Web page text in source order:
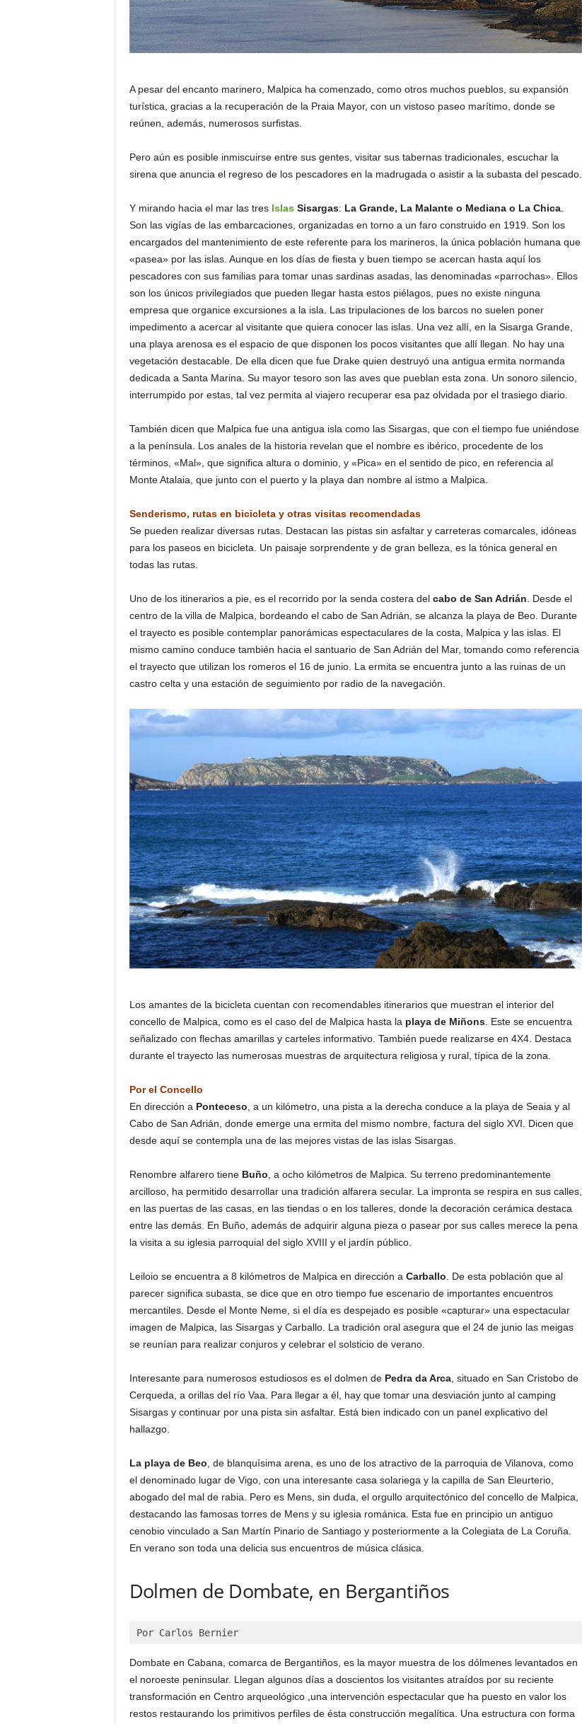
A pesar del encanto marinero, Malpica ha comenzado, como otros muchos pueblos, su expansión
turística, gracias a la recuperación de la Praia Mayor, con un vistoso paseo marítimo, donde se
reúnen, además, numerosos surfistas.
Pero aún es posible inmiscuirse entre sus gentes, visitar sus tabernas tradicionales, escuchar la
sirena que anuncia el regreso de los pescadores en la madrugada o asistir a la subasta del pescado.
Y mirando hacia el mar las tres Islas Sisargas: La Grande, La Malante o Mediana o La Chica.
Son las vigías de las embarcaciones, organizadas en torno a un faro construido en 1919. Son los
encargados del mantenimiento de este referente para los marineros, la única población humana que
«pasea» por las islas. Aunque en los días de fiesta y buen tiempo se acercan hasta aquí los
pescadores con sus familias para tomar unas sardinas asadas, las denominadas «parrochas». Ellos
son los únicos privilegiados que pueden llegar hasta estos piélagos, pues no existe ninguna
empresa que organice excursiones a la isla. Las tripulaciones de los barcos no suelen poner
impedimento a acercar al visitante que quiera conocer las islas. Una vez allí, en la Sisarga Grande,
una playa arenosa es el espacio de que disponen los pocos visitantes que allí llegan. No hay una
vegetación destacable. De ella dicen que fue Drake quien destruyó una antigua ermita normanda
dedicada a Santa Marina. Su mayor tesoro son las aves que pueblan esta zona. Un sonoro silencio,
interrumpido por estas, tal vez permita al viajero recuperar esa paz olvidada por el trasiego diario.
También dicen que Malpica fue una antigua isla como las Sisargas, que con el tiempo fue uniéndose
a la península. Los anales de la historia revelan que el nombre es ibérico, procedente de los
términos, «Mal», que significa altura o dominio, y «Pica» en el sentido de pico, en referencia al
Monte Atalaia, que junto con el puerto y la playa dan nombre al istmo a Malpica.
Senderismo, rutas en bicicleta y otras visitas recomendadas
Se pueden realizar diversas rutas. Destacan las pistas sin asfaltar y carreteras comarcales, idóneas
para los paseos en bicicleta. Un paisaje sorprendente y de gran belleza, es la tónica general en
todas las rutas.
Uno de los itinerarios a pie, es el recorrido por la senda costera del cabo de San Adrián. Desde el
centro de la villa de Malpica, bordeando el cabo de San Adrián, se alcanza la playa de Beo. Durante
el trayecto es posible contemplar panorámicas espectaculares de la costa, Malpica y las islas. El
mismo camino conduce también hacia el santuario de San Adrián del Mar, tomando como referencia
el trayecto que utilizan los romeros el 16 de junio. La ermita se encuentra junto a las ruinas de un
castro celta y una estación de seguimiento por radio de la navegación.
Los amantes de la bicicleta cuentan con recomendables itinerarios que muestran el interior del
concello de Malpica, como es el caso del de Malpica hasta la playa de Miñons. Este se encuentra
señalizado con flechas amarillas y carteles informativo. También puede realizarse en 4X4. Destaca
durante el trayecto las numerosas muestras de arquitectura religiosa y rural, típica de la zona.
Por el Concello
En dirección a Ponteceso , a un kilómetro, una pista a la derecha conduce a la playa de Seaia y al
Cabo de San Adrián, donde emerge una ermita del mismo nombre, factura del siglo XVI. Dicen que
desde aquí se contempla una de las mejores vistas de las islas Sisargas.
Renombre alfarero tiene Buño , a ocho kilómetros de Malpica. Su terreno predominantemente
arcilloso, ha permitido desarrollar una tradición alfarera secular. La impronta se respira en sus calles,
en las puertas de las casas, en las tiendas o en los talleres, donde la decoración cerámica destaca
entre las demás. En Buño, además de adquirir alguna pieza o pasear por sus calles merece la pena
la visita a su iglesia parroquial del siglo XVIII y el jardín público.
Leiloio se encuentra a 8 kilómetros de Malpica en dirección a Carballo . De esta población que al
parecer significa subasta, se dice que en otro tiempo fue escenario de importantes encuentros
mercantiles. Desde el Monte Neme, si el día es despejado es posible «capturar» una espectacular
imagen de Malpica, las Sisargas y Carballo. La tradición oral asegura que el 24 de junio las meigas
se reunían para realizar conjuros y celebrar el solsticio de verano.
Interesante para numerosos estudiosos es el dolmen de Pedra da Arca, situado en San Cristobo de
Cerqueda, a orillas del río Vaa. Para llegar a él, hay que tomar una desviación junto al camping
Sisargas y continuar por una pista sin asfaltar. Está bien indicado con un panel explicativo del
hallazgo.
La playa de Beo , de blanquísima arena, es uno de los atractivo de la parroquia de Vilanova, como
el denominado lugar de Vigo, con una interesante casa solariega y la capilla de San Eleurterio,
abogado del mal de rabia. Pero es Mens, sin duda, el orgullo arquitectónico del concello de Malpica,
destacando las famosas torres de Mens y su iglesia románica. Esta fue en principio un antiguo
cenobio vinculado a San Martín Pinario de Santiago y posteriormente a la Colegiata de La Coruña.
En verano son toda una delicia sus encuentros de música clásica.
Dolmen de Dombate, en Bergantiños
Por Carlos Bernier
Dombate en Cabana, comarca de Bergantiños, es la mayor muestra de los dólmenes levantados en
el noroeste peninsular. Llegan algunos días a doscientos los visitantes atraídos por su reciente
transformación en Centro arqueológico ,una intervención espectacular que ha puesto en valor los
restos restaurando los primitivos perfiles de ésta construcción megalítica. Una estructura con forma